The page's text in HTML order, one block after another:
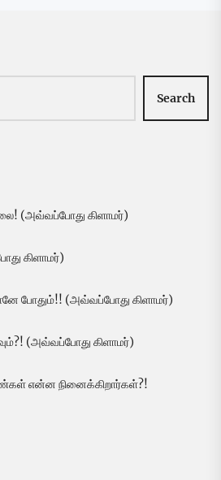
Search
(அவ்வப்போது கிளாமர்)
கிளாமர்)
போதும்!! (அவ்வப்போது கிளாமர்)
(அவ்வப்போது கிளாமர்)
என்ன நினைக்கிறார்கள்?!